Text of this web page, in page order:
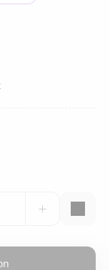
la case ci-